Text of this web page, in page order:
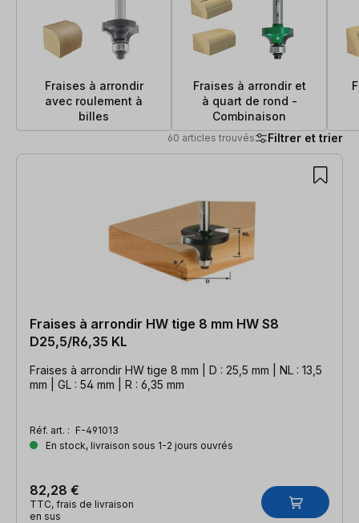
Fraises à arrondir
avec roulement à
billes
Fraises à arrondir et
à quart de rond -
Combinaison
60 articles trouvés Filtrer et trier
60 articles trouvés
Fraises à arrondir HW tige 8 mm HW S8
D25,5/R6,35 KL
Fraises à arrondir HW tige 8 mm | D : 25,5 mm | NL : 13,5
mm | GL : 54 mm | R : 6,35 mm
Réf. art. : F-491013
En stock, livraison sous 1-2 jours ouvrés
82,28 €
TTC, frais de livraison
en sus